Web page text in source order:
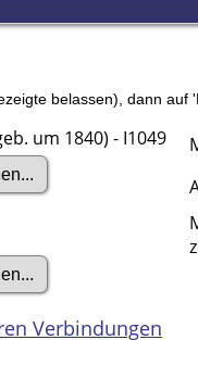
belassen), dann
um 1840) - I1049
Verbindungen